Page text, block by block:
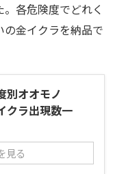
各危険度でどれく
金イクラを納品で
別オオモノ
クラ出現数一
見る